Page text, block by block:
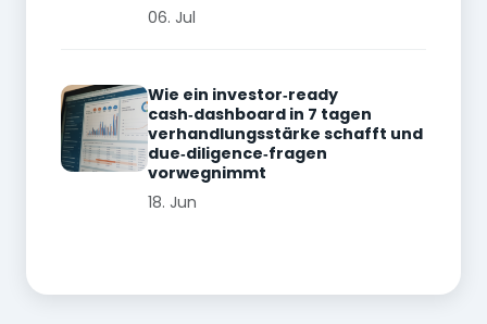
06. Jul
Wie ein investor‑ready
cash‑dashboard in 7 tagen
verhandlungsstärke schafft und
due‑diligence‑fragen
vorwegnimmt
18. Jun